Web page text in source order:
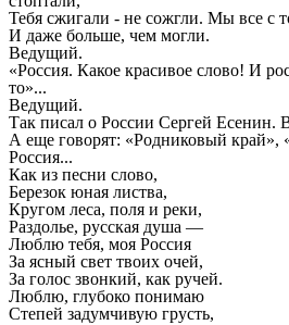
Тебя сжигали - не сожгли. Мы все с
И даже больше, чем могли.
Ведущий.
«Россия. Какое красивое слово! И
то»...
Ведущий.
Так писал о России Сергей Есенин.
А еще говорят: «Родниковый край»,
Россия...
Как из песни слово,
Березок юная листва,
Кругом леса, поля и реки,
Раздолье, русская душа —
Люблю тебя, моя Россия
За ясный свет твоих очей,
За голос звонкий, как ручей.
Люблю, глубоко понимаю
Степей задумчивую грусть,